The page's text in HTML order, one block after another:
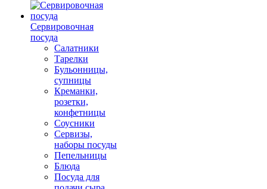
Сервировочная
посуда
Салатники
Тарелки
Бульонницы,
супницы
Креманки,
розетки,
конфетницы
Соусники
Сервизы,
наборы посуды
Пепельницы
Блюда
Посуда для